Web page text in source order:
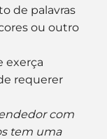
de palavras
ou outro
exerça
requerer
com
tem uma